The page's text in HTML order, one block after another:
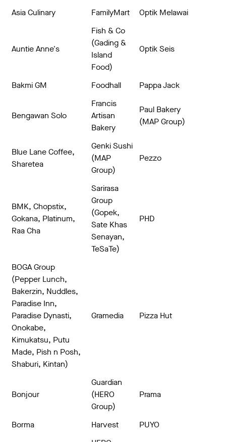
Asia Culinary
FamilyMart Optik Melawai
Auntie Anne's
Fish & Co
(Gading &
Island
Food)
Optik Seis
Bakmi GM Foodhall Pappa Jack
Bengawan Solo
Francis
Artisan
Bakery
Paul Bakery
(MAP Group)
Blue Lane Coffee,
Sharetea
Genki Sushi
(MAP
Group)
Pezzo
BMK, Chopstix,
Gokana, Platinum,
Raa Cha
Sarirasa
Group
(Gopek,
Sate Khas
Senayan,
TeSaTe)
PHD
BOGA Group
(Pepper Lunch,
Bakerzin, Nuddles,
Paradise Inn,
Paradise Dynasti,
Onokabe,
Kimukatsu, Putu
Made, Pish n Posh,
Shaburi, Kintan)
Gramedia Pizza Hut
Bonjour
Guardian
(HERO
Group)
Prama
Borma Harvest
PUYO